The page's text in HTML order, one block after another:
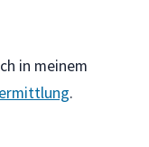
in meinem
.